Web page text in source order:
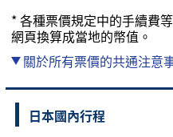
* 各種票價規定中的手續費
網頁換算成當地的幣值。
關於所有票價的共通注意
日本國內行程